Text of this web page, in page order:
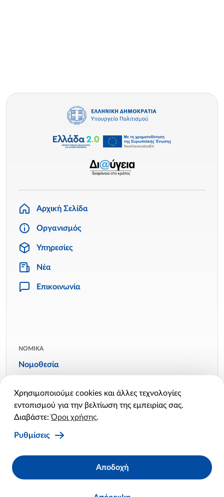
Αρχική Σελίδα
Οργανισμός
Υπηρεσίες
Νέα
Επικοινωνία
ΝΟΜΙΚΑ
Νομοθεσία
Πολιτική απορρήτου
Πολιτική cookies
TwitterLinkedinInstagram
Χρησιμοποιούμε cookies και άλλες τεχνολογίες
εντοπισμού για την βελτίωση της εμπειρίας σας.
Διαβάστε:Όροι χρήσης.
Ρυθμίσεις
Αποδοχή